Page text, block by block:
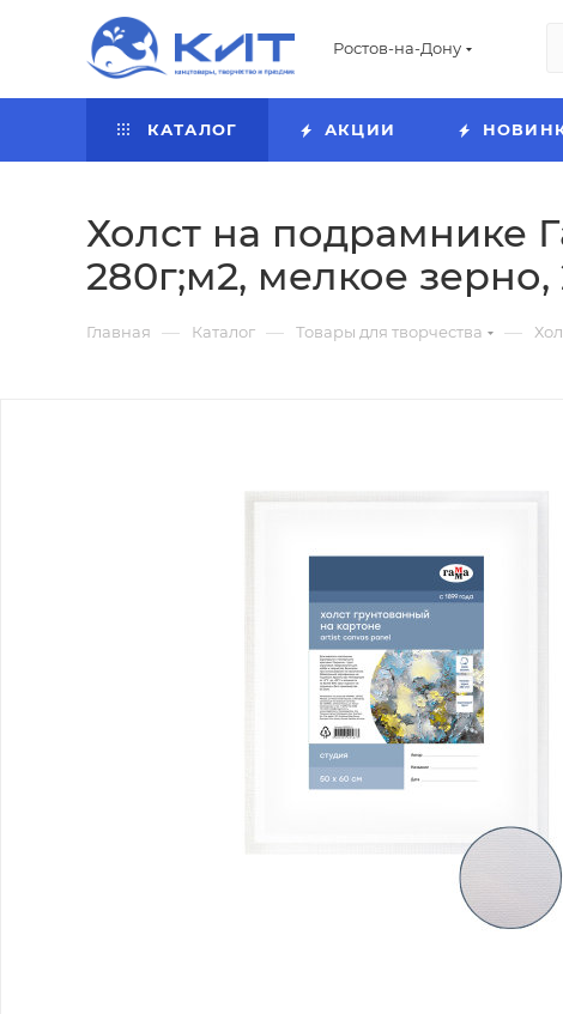
Ростов-на-Дону
КАТАЛОГ АКЦИИ
Холст на подрамнике
280г;м2, мелкое зерно,
Главная — Каталог — Товары для творчества —